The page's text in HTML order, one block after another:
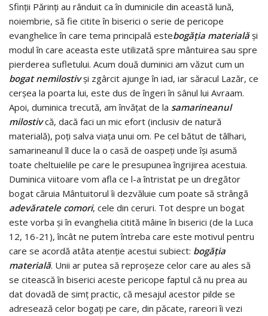
Sfinţii Părinţi au rânduit ca în duminicile din această lună,
noiembrie, să fie citite în biserici o serie de pericope
evanghelice în care tema principală estebogăţia materialăşi
modul în care aceasta este utilizată spre mântuirea sau spre
pierderea sufletului. Acum două duminici am văzut cum un
bogat nemilostivşi zgârcit ajunge în iad, iar săracul Lazăr, ce
cerşea la poarta lui, este dus de îngeri în sânul lui Avraam.
Apoi, duminica trecută, am învăţat de la samarineanul
milostivcă, dacă faci un mic efort (inclusiv de natură
materială), poţi salva viaţa unui om. Pe cel bătut de tâlhari,
samarineanul îl duce la o casă de oaspeţi unde îşi asumă
toate cheltuielile pe care le presupunea îngrijirea acestuia.
Duminica viitoare vom afla ce l-a întristat pe un dregător
bogat căruia Mântuitorul îi dezvăluie cum poate să strângă
adevăratele comori, cele din ceruri. Tot despre un bogat
este vorba şi în evanghelia citită mâine în biserici (de la Luca
12, 16-21), încât ne putem întreba care este motivul pentru
care se acordă atâta atenţie acestui subiect: bogăţia
materială. Unii ar putea să reproşeze celor care au ales să
se citească în biserici aceste pericope faptul că nu prea au
dat dovadă de simţ practic, că mesajul acestor pilde se
adresează celor bogaţi pe care, din păcate, rareori îi vezi